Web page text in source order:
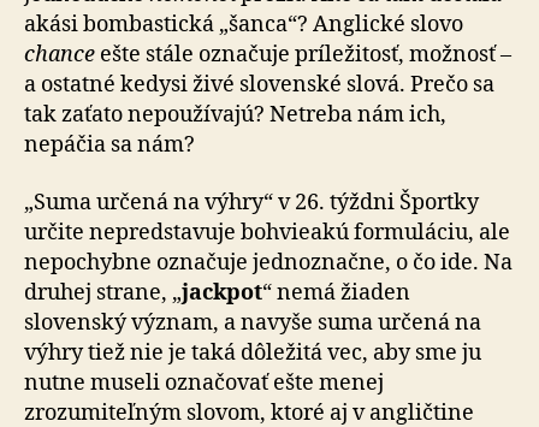
akási bombastická „šanca“? Anglické slovo
chance ešte stále označuje príležitosť, možnosť –
a ostatné kedysi živé slovenské slová. Prečo sa
tak zaťato nepoužívajú? Netreba nám ich,
nepáčia sa nám?
„Suma určená na výhry“ v 26. týždni Športky
určite nepredstavuje bohvieakú formuláciu, ale
nepochybne označuje jednoznačne, o čo ide. Na
druhej strane, „jackpot“ nemá žiaden
slovenský význam, a navyše suma určená na
výhry tiež nie je taká dôležitá vec, aby sme ju
nutne museli označovať ešte menej
zrozumiteľným slovom, ktoré aj v angličtine